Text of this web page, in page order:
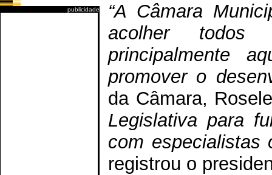
publicidade
“A Câmara
acolher todos
principalmente
promover o
da Câmara,
Legislativa para
com especialistas
registrou o